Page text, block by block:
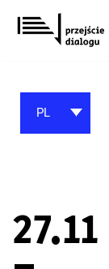
Przejdź
do
PL